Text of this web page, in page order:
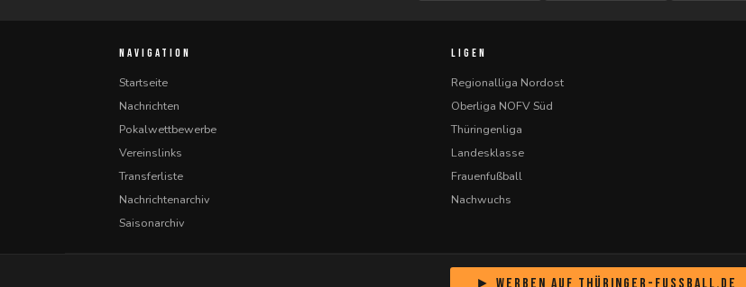
NAVIGATION
Startseite
Nachrichten
Pokalwettbewerbe
Vereinslinks
Transferliste
Nachrichtenarchiv
Saisonarchiv
LIGEN
Regionalliga Nordost
Oberliga NOFV Süd
Thüringenliga
Landesklasse
Frauenfußball
Nachwuchs